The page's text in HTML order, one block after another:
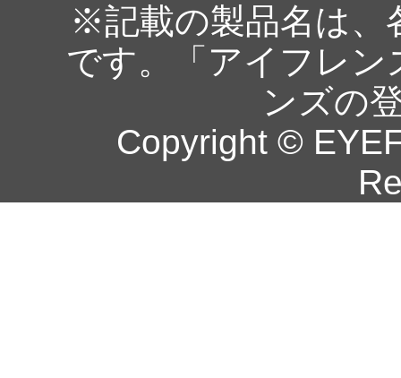
※記載の製品名は、
です。「アイフレ
ンズの
Copyright ©